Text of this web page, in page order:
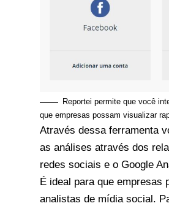
Reportei permite que você
que empresas possam visualizar
Através dessa ferramenta
as análises através dos
redes sociais e o Google
É ideal para que
analistas de mídia social.